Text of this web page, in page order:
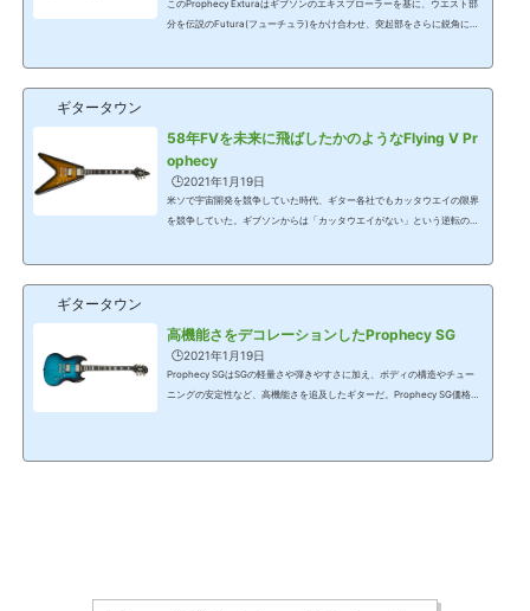
このProphecy Exturaはギブソンのエキスプローラーを基に、ウエスト部
分を伝説のFutura(フューチュラ)をかけ合わせ、突起部をさらに鋭角にし
はエボニー。ネックの接合はセットネ...
ギタータウン
58年FVを未来に飛ばしたかのようなFlying V Pr
ophecy
🕒️2021年1月19日
米ソで宇宙開発を競争していた時代、ギター各社でもカッタウエイの限界
を競争していた。ギブソンからは「カッタウエイがない」という逆転の発
ニーで、トップにはAAAのフレイム・メ...
ギタータウン
高機能さをデコレーションしたProphecy SG
🕒️2021年1月19日
Prophecy SGはSGの軽量さや弾きやすさに加え、ボディの構造やチュー
ニングの安定性など、高機能さを追及したギターだ。Prophecy SG価格=1